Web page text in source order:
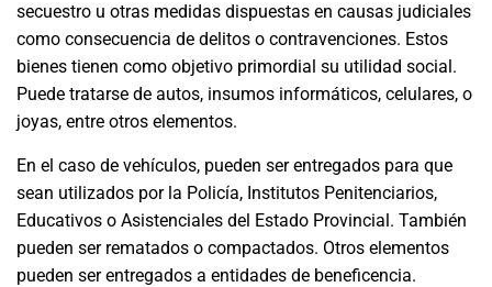
secuestro u otras medidas dispuestas en causas judiciales
como consecuencia de delitos o contravenciones. Estos
bienes tienen como objetivo primordial su utilidad social.
Puede tratarse de autos, insumos informáticos, celulares, o
joyas, entre otros elementos.
En el caso de vehículos, pueden ser entregados para que
sean utilizados por la Policía, Institutos Penitenciarios,
Educativos o Asistenciales del Estado Provincial. También
pueden ser rematados o compactados. Otros elementos
pueden ser entregados a entidades de beneficencia.